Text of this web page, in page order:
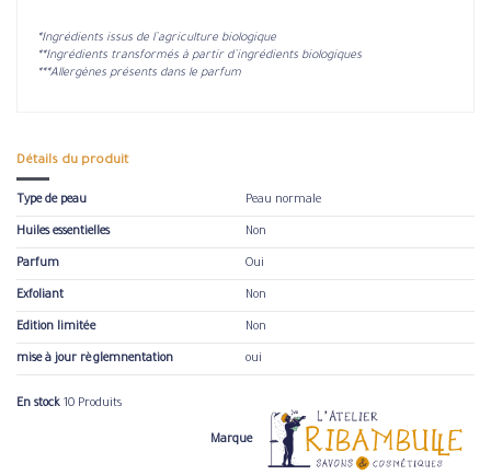
*Ingrédients issus de l’agriculture biologique
**Ingrédients transformés à partir d’ingrédients biologiques
***Allergènes présents dans le parfum
Détails du produit
Type de peau Peau normale
Huiles essentielles Non
Parfum Oui
Exfoliant Non
Edition limitée Non
mise à jour règlemnentation oui
Marque
En stock 10 Produits